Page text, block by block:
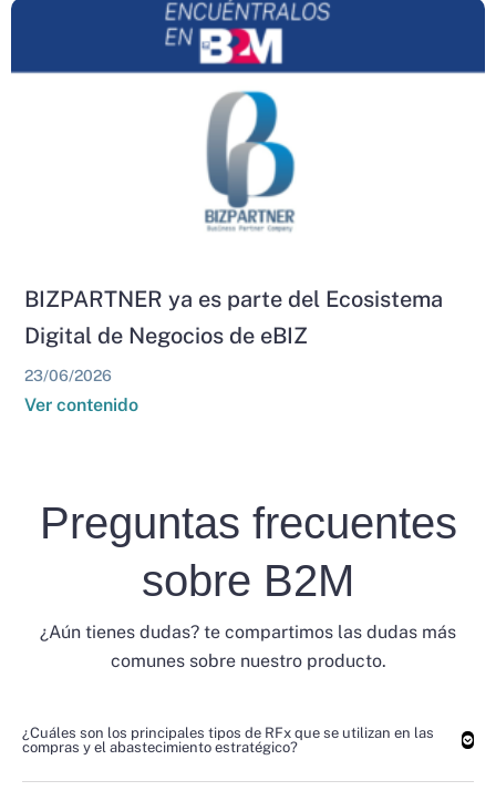
BIZPARTNER ya es parte del Ecosistema
Digital de Negocios de eBIZ
23/06/2026
Ver contenido
Preguntas frecuentes
sobre B2M
¿Aún tienes dudas? te compartimos las dudas más
comunes sobre nuestro producto.
¿Cuáles son los principales tipos de RFx que se utilizan en las
compras y el abastecimiento estratégico?